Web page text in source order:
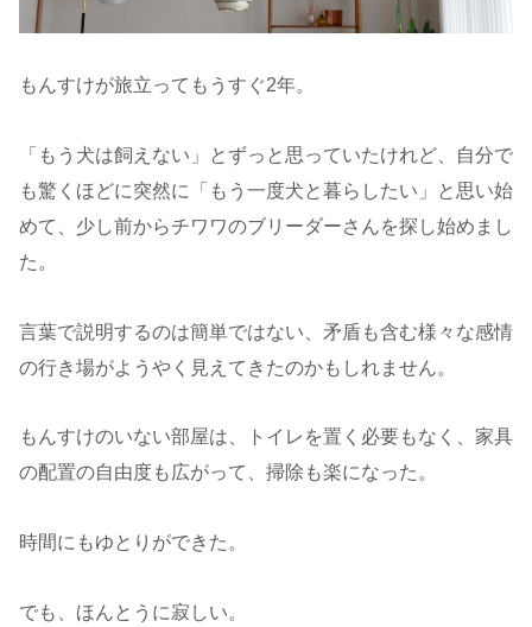
もんすけが旅立ってもうすぐ2年。
「もう犬は飼えない」とずっと思っていたけれど、自分で
も驚くほどに突然に「もう一度犬と暮らしたい」と思い始
めて、少し前からチワワのブリーダーさんを探し始めまし
た。
言葉で説明するのは簡単ではない、矛盾も含む様々な感情
の行き場がようやく見えてきたのかもしれません。
もんすけのいない部屋は、トイレを置く必要もなく、家具
の配置の自由度も広がって、掃除も楽になった。
時間にもゆとりができた。
でも、ほんとうに寂しい。